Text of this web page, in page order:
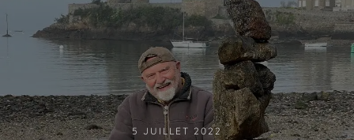
5 JUILLET 2022